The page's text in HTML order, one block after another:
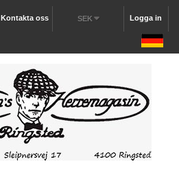
Logga in
SEK
Kontakta oss